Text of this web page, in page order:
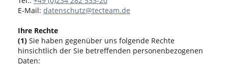
E-Mail: datenschutz@tecteam.de
Ihre Rechte
(1) Sie haben gegenüber uns folgende Rechte
hinsichtlich der Sie betreffenden personenbezogenen
Daten: